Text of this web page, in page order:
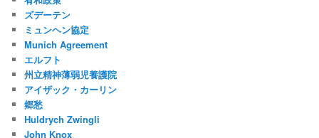
ズデーテン
ミュンヘン協定
Munich Agreement
エルフト
州立精神薄弱児養護院
アイザック・カーリン
郷愁
Huldrych Zwingli
John Knox